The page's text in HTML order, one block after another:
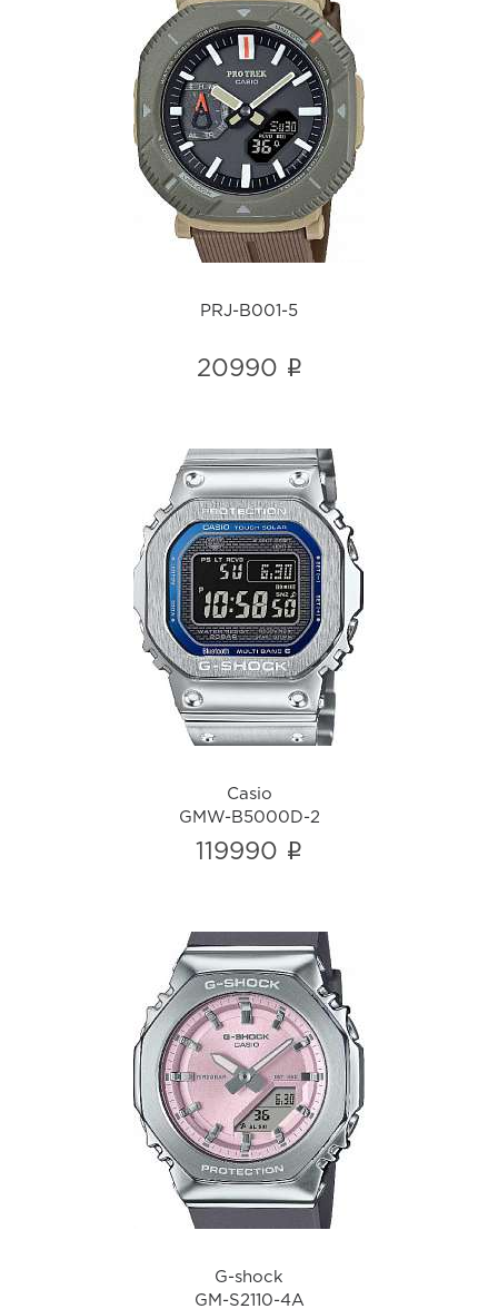
PRJ-B001-5
i
PRJ-B001-5
20990 i
Casio
GMW-B5000D-2
i
Casio
GMW-B5000D-2
119990 i
G-shock
GM-S2110-4A
i
G-shock
GM-S2110-4A